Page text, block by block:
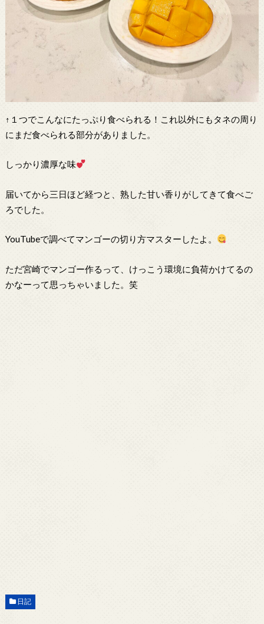
↑１つでこんなにたっぷり食べられる！これ以外にもタネの周り
にまだ食べられる部分がありました。
しっかり濃厚な味
届いてから三日ほど経つと、熟した甘い香りがしてきて食べご
ろでした。
YouTubeで調べてマンゴーの切り方マスターしたよ。
ただ宮崎でマンゴー作るって、けっこう環境に負荷かけてるの
かなーって思っちゃいました。笑
日記